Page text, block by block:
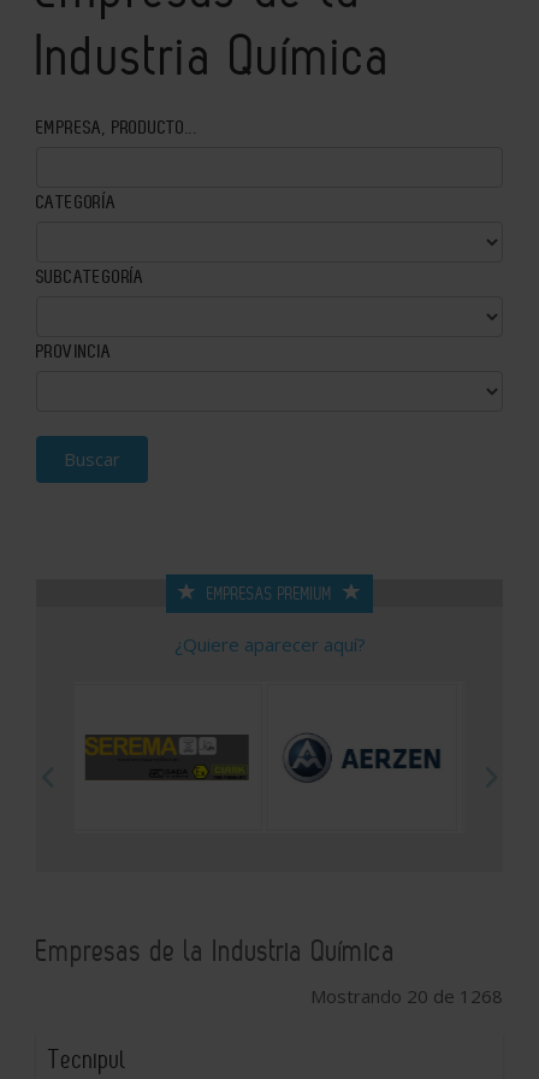
Industria Química
EMPRESA, PRODUCTO...
CATEGORÍA
SUBCATEGORÍA
PROVINCIA
Buscar
EMPRESAS PREMIUM
¿Quiere aparecer aquí?
Empresas de la Industria Química
Mostrando 20 de 1268
Tecnipul